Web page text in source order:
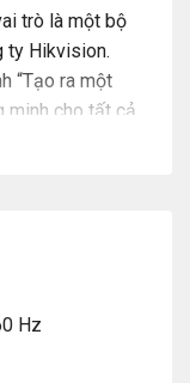
trò là một bộ
ty Hikvision.
“Tạo ra một
minh cho tất cả
Sản phẩm nổi
công ty con
lĩnh vực về thiết
Hz